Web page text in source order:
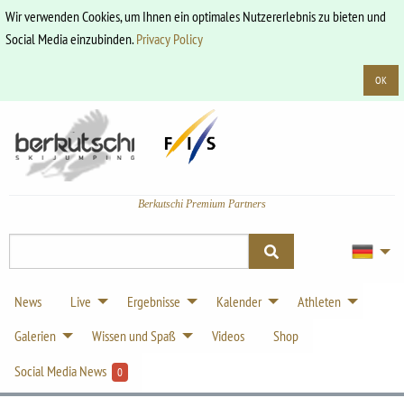
Wir verwenden Cookies, um Ihnen ein optimales Nutzererlebnis zu bieten und
Social Media einzubinden.Privacy Policy
OK
Berkutschi Premium Partners
News Live Ergebnisse Kalender
Athleten
Galerien
Wissen und Spaß Videos
Shop
Social Media News
0